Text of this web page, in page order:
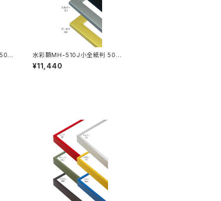
水彩額MH-510J小全紙判 507×
659ミリ
¥11,440